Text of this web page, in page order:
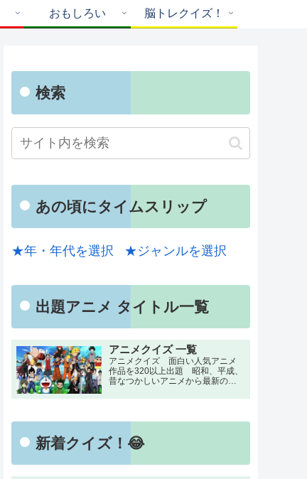
おもしろい 脳トレクイズ！
検索
あの頃にタイムスリップ
★年・年代を選択 ★ジャンルを選択
出題アニメ タイトル一覧
アニメクイズ 一覧
アニメクイズ 面白い人気アニメ
作品を320以上出題 昭和、平成、
昔なつかしいアニメから最新のア
定！ 名言・セリフ・キャラクタ
択問題までの小学生の簡単問題か
上級のランク付け。
新着クイズ！😂